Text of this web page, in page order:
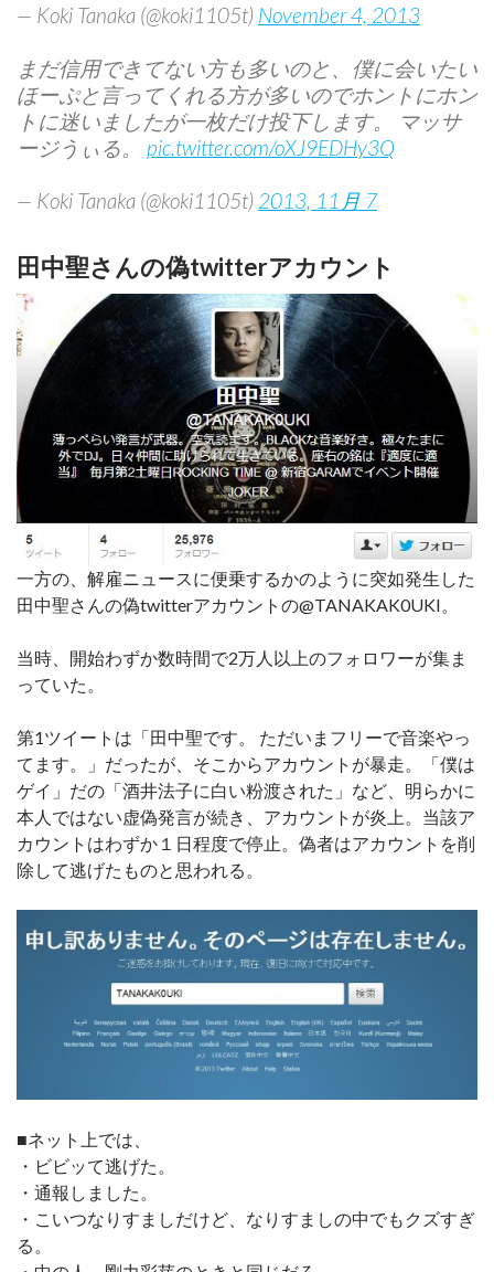
— Koki Tanaka (@koki1105t) November 4, 2013
まだ信用できてない方も多いのと、僕に会いたい
ほーぷと言ってくれる方が多いのでホントにホン
トに迷いましたが一枚だけ投下します。 マッサ
ージうぃる。 pic.twitter.com/oXJ9EDHy3Q
— Koki Tanaka (@koki1105t) 2013, 11月 7
田中聖さんの偽twitterアカウント
一方の、解雇ニュースに便乗するかのように突如発生した
田中聖さんの偽twitterアカウントの@TANAKAK0UKI。
当時、開始わずか数時間で2万人以上のフォロワーが集ま
っていた。
第1ツイートは「田中聖です。 ただいまフリーで音楽やっ
てます。」だったが、そこからアカウントが暴走。「僕は
ゲイ」だの「酒井法子に白い粉渡された」など、明らかに
本人ではない虚偽発言が続き、アカウントが炎上。当該ア
カウントはわずか１日程度で停止。偽者はアカウントを削
除して逃げたものと思われる。
■ネット上では、
・ビビッて逃げた。
・通報しました。
・こいつなりすましだけど、なりすましの中でもクズすぎ
る。